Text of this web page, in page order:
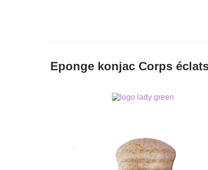
Eponge konjac Corps